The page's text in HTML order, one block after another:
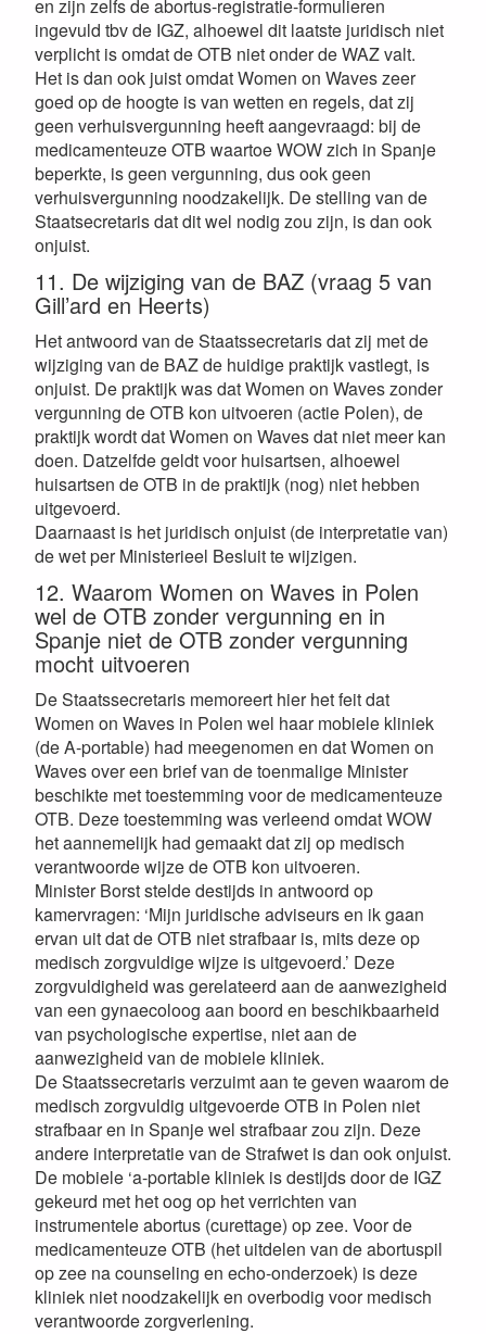
en zijn zelfs de abortus-registratie-formulieren
ingevuld tbv de IGZ, alhoewel dit laatste juridisch niet
verplicht is omdat de OTB niet onder de WAZ valt.
Het is dan ook juist omdat Women on Waves zeer
goed op de hoogte is van wetten en regels, dat zij
geen verhuisvergunning heeft aangevraagd: bij de
medicamenteuze OTB waartoe WOW zich in Spanje
beperkte, is geen vergunning, dus ook geen
verhuisvergunning noodzakelijk. De stelling van de
Staatsecretaris dat dit wel nodig zou zijn, is dan ook
onjuist.
11. De wijziging van de BAZ (vraag 5 van
Gill’ard en Heerts)
Het antwoord van de Staatssecretaris dat zij met de
wijziging van de BAZ de huidige praktijk vastlegt, is
onjuist. De praktijk was dat Women on Waves zonder
vergunning de OTB kon uitvoeren (actie Polen), de
praktijk wordt dat Women on Waves dat niet meer kan
doen. Datzelfde geldt voor huisartsen, alhoewel
huisartsen de OTB in de praktijk (nog) niet hebben
uitgevoerd.
Daarnaast is het juridisch onjuist (de interpretatie van)
de wet per Ministerieel Besluit te wijzigen.
12. Waarom Women on Waves in Polen
wel de OTB zonder vergunning en in
Spanje niet de OTB zonder vergunning
mocht uitvoeren
De Staatssecretaris memoreert hier het feit dat
Women on Waves in Polen wel haar mobiele kliniek
(de A-portable) had meegenomen en dat Women on
Waves over een brief van de toenmalige Minister
beschikte met toestemming voor de medicamenteuze
OTB. Deze toestemming was verleend omdat WOW
het aannemelijk had gemaakt dat zij op medisch
verantwoorde wijze de OTB kon uitvoeren.
Minister Borst stelde destijds in antwoord op
kamervragen: ‘Mijn juridische adviseurs en ik gaan
ervan uit dat de OTB niet strafbaar is, mits deze op
medisch zorgvuldige wijze is uitgevoerd.’ Deze
zorgvuldigheid was gerelateerd aan de aanwezigheid
van een gynaecoloog aan boord en beschikbaarheid
van psychologische expertise, niet aan de
aanwezigheid van de mobiele kliniek.
De Staatssecretaris verzuimt aan te geven waarom de
medisch zorgvuldig uitgevoerde OTB in Polen niet
strafbaar en in Spanje wel strafbaar zou zijn. Deze
andere interpretatie van de Strafwet is dan ook onjuist.
De mobiele ‘a-portable kliniek is destijds door de IGZ
gekeurd met het oog op het verrichten van
instrumentele abortus (curettage) op zee. Voor de
medicamenteuze OTB (het uitdelen van de abortuspil
op zee na counseling en echo-onderzoek) is deze
kliniek niet noodzakelijk en overbodig voor medisch
verantwoorde zorgverlening.